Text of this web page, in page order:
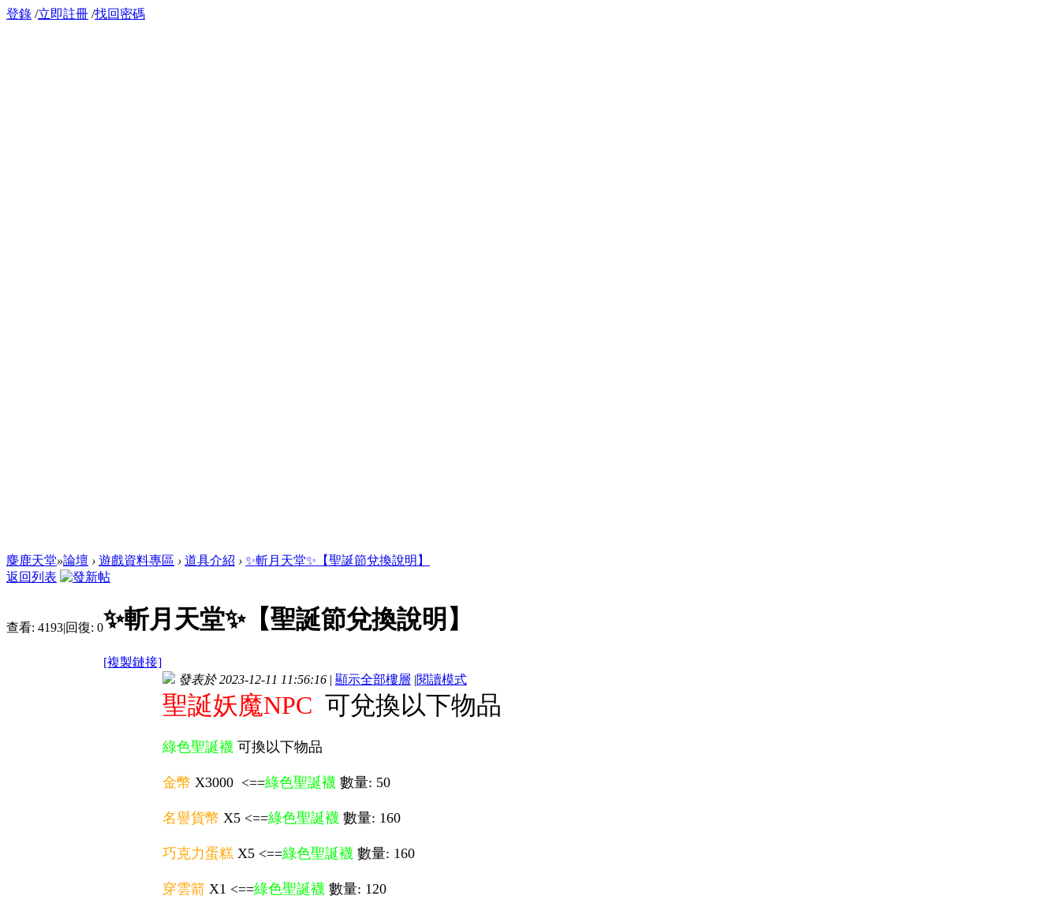
登錄 /立即註冊 /找回密碼
麋鹿天堂»論壇 › 遊戲資料專區 › 道具介紹 › ✨斬月天堂✨【聖誕節兌換說明】
返回列表
查看: 4193|回復: 0✨斬月天堂✨【聖誕節兌換說明】
[複製鏈接]
發表於 2023-12-11 11:56:16 | 顯示全部樓層 |閱讀模式
聖誕妖魔NPC 可兌換以下物品
綠色聖誕襪 可換以下物品
金幣 X3000 <==綠色聖誕襪 數量: 50
名譽貨幣 X5 <==綠色聖誕襪 數量: 160
巧克力蛋糕 X5 <==綠色聖誕襪 數量: 160
穿雲箭 X1 <==綠色聖誕襪 數量: 120